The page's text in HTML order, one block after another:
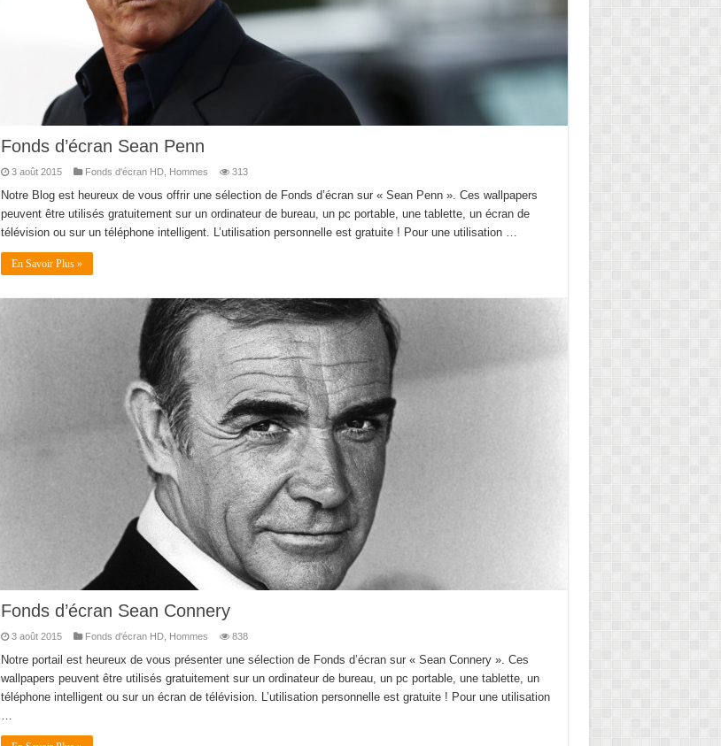
Fonds d’écran Sean Penn
3 août 2015 Fonds d'écran HD, Hommes 313
Notre Blog est heureux de vous offrir une sélection de Fonds d’écran sur « Sean Penn ». Ces wallpapers
peuvent être utilisés gratuitement sur un ordinateur de bureau, un pc portable, une tablette, un écran de
télévision ou sur un téléphone intelligent. L’utilisation personnelle est gratuite ! Pour une utilisation …
En Savoir Plus »
Fonds d’écran Sean Connery
3 août 2015 Fonds d'écran HD, Hommes 838
Notre portail est heureux de vous présenter une sélection de Fonds d’écran sur « Sean Connery ». Ces
wallpapers peuvent être utilisés gratuitement sur un ordinateur de bureau, un pc portable, une tablette, un
téléphone intelligent ou sur un écran de télévision. L’utilisation personnelle est gratuite ! Pour une utilisation
…